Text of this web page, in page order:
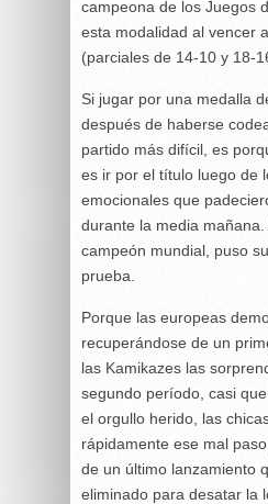
campeona de los Juegos
esta modalidad al vencer
(parciales de 14-10 y 18-
Si jugar por una medalla
después de haberse
partido más difícil, es
es ir por el título luego de
emocionales que
durante la media
campeón mundial, puso
prueba.
Porque las europeas
recuperándose de un
las Kamikazes las
segundo período, casi
el orgullo herido, las
rápidamente ese mal
de un último lanzamiento
eliminado para desatar la